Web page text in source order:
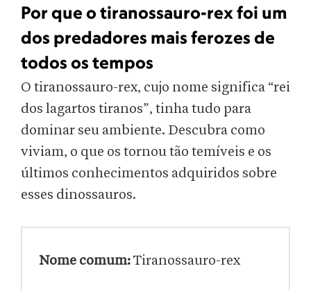
Por que o tiranossauro-rex foi um
dos predadores mais ferozes de
todos os tempos
O tiranossauro-rex, cujo nome significa “rei
dos lagartos tiranos”, tinha tudo para
dominar seu ambiente. Descubra como
viviam, o que os tornou tão temíveis e os
últimos conhecimentos adquiridos sobre
esses dinossauros.
Nome comum:Tiranossauro-rex